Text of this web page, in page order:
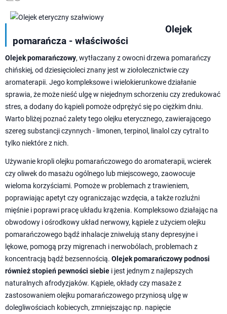
Olejek
pomarańcza - właściwości
Olejek pomarańczowy, wytłaczany z owocni drzewa pomarańczy
chińskiej, od dziesięcioleci znany jest w ziołolecznictwie czy
aromaterapii. Jego kompleksowe i wielokierunkowe działanie
sprawia, że może nieść ulgę w niejednym schorzeniu czy zredukować
stres, a dodany do kąpieli pomoże odprężyć się po ciężkim dniu.
Warto bliżej poznać zalety tego olejku eterycznego, zawierającego
szereg substancji czynnych - limonen, terpinol, linalol czy cytral to
tylko niektóre z nich.
Używanie kropli olejku pomarańczowego do aromaterapii, wcierek
czy oliwek do masażu ogólnego lub miejscowego, zaowocuje
wieloma korzyściami. Pomoże w problemach z trawieniem,
poprawiając apetyt czy ograniczając wzdęcia, a także rozluźni
mięśnie i poprawi pracę układu krążenia. Kompleksowo działając na
obwodowy i ośrodkowy układ nerwowy, kąpiele z użyciem olejku
pomarańczowego bądź inhalacje zniwelują stany depresyjne i
lękowe, pomogą przy migrenach i nerwobólach, problemach z
koncentracją bądź bezsennością. Olejek pomarańczowy podnosi
również stopień pewności siebie i jest jednym z najlepszych
naturalnych afrodyzjaków. Kąpiele, okłady czy masaże z
zastosowaniem olejku pomarańczowego przyniosą ulgę w
dolegliwościach kobiecych, zmniejszając np. napięcie